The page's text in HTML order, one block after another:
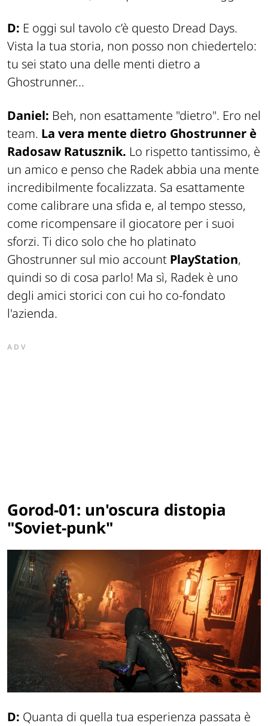
D: E oggi sul tavolo c’è questo Dread Days.
Vista la tua storia, non posso non chiedertelo:
tu sei stato una delle menti dietro a
Ghostrunner...
Daniel: Beh, non esattamente "dietro". Ero nel
team. La vera mente dietro Ghostrunner è
Radosaw Ratusznik. Lo rispetto tantissimo, è
un amico e penso che Radek abbia una mente
incredibilmente focalizzata. Sa esattamente
come calibrare una sfida e, al tempo stesso,
come ricompensare il giocatore per i suoi
sforzi. Ti dico solo che ho platinato
Ghostrunner sul mio account PlayStation,
quindi so di cosa parlo! Ma sì, Radek è uno
degli amici storici con cui ho co-fondato
l'azienda.
ADV
Gorod-01: un'oscura distopia
"Soviet-punk"
D: Quanta di quella tua esperienza passata è